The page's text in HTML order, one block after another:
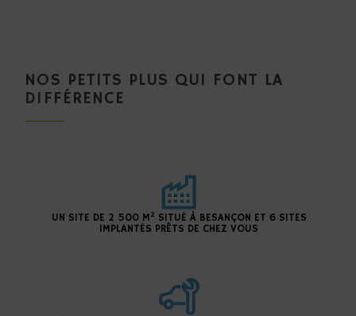
NOS PETITS PLUS QUI FONT LA
DIFFÉRENCE
UN SITE DE 2 500 M2 SITUÉ À BESANÇON ET 6 SITES
IMPLANTÉS PRÊTS DE CHEZ VOUS